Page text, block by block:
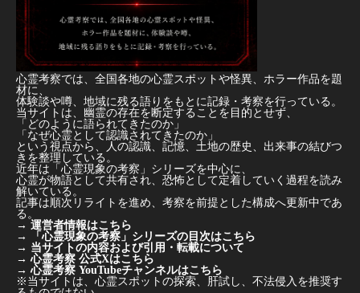
心霊考察では、全国各地の心霊スポットや怪異、ホラー作品を題
材に、
体験談や噂、地域に残る語りをもとに記録・考察を行っている。
当サイトは、幽霊の存在を断定することを目的とせず、
「どのように語られてきたのか」
「なぜ心霊として認識されてきたのか」
という視点から、人の認識、記憶、土地の歴史、出来事の結びつ
きを整理している。
近年は「心霊現象の考察」シリーズを中心に、
心霊が物語として共有され、恐怖として定着していく過程を読み
解いている。
記事は順次リライトを進め、考察を前提とした構成へ更新中であ
る。
→ 運営者情報はこちら
→
「心霊現象の考察」シリーズの目次はこちら
→ 当サイトの内容および引用・転載について
→ 心霊考察 公式Xはこちら
→ 心霊考察 YouTubeチャンネルはこちら
※当サイトは、心霊スポットの探索、肝試し、不法侵入を推奨す